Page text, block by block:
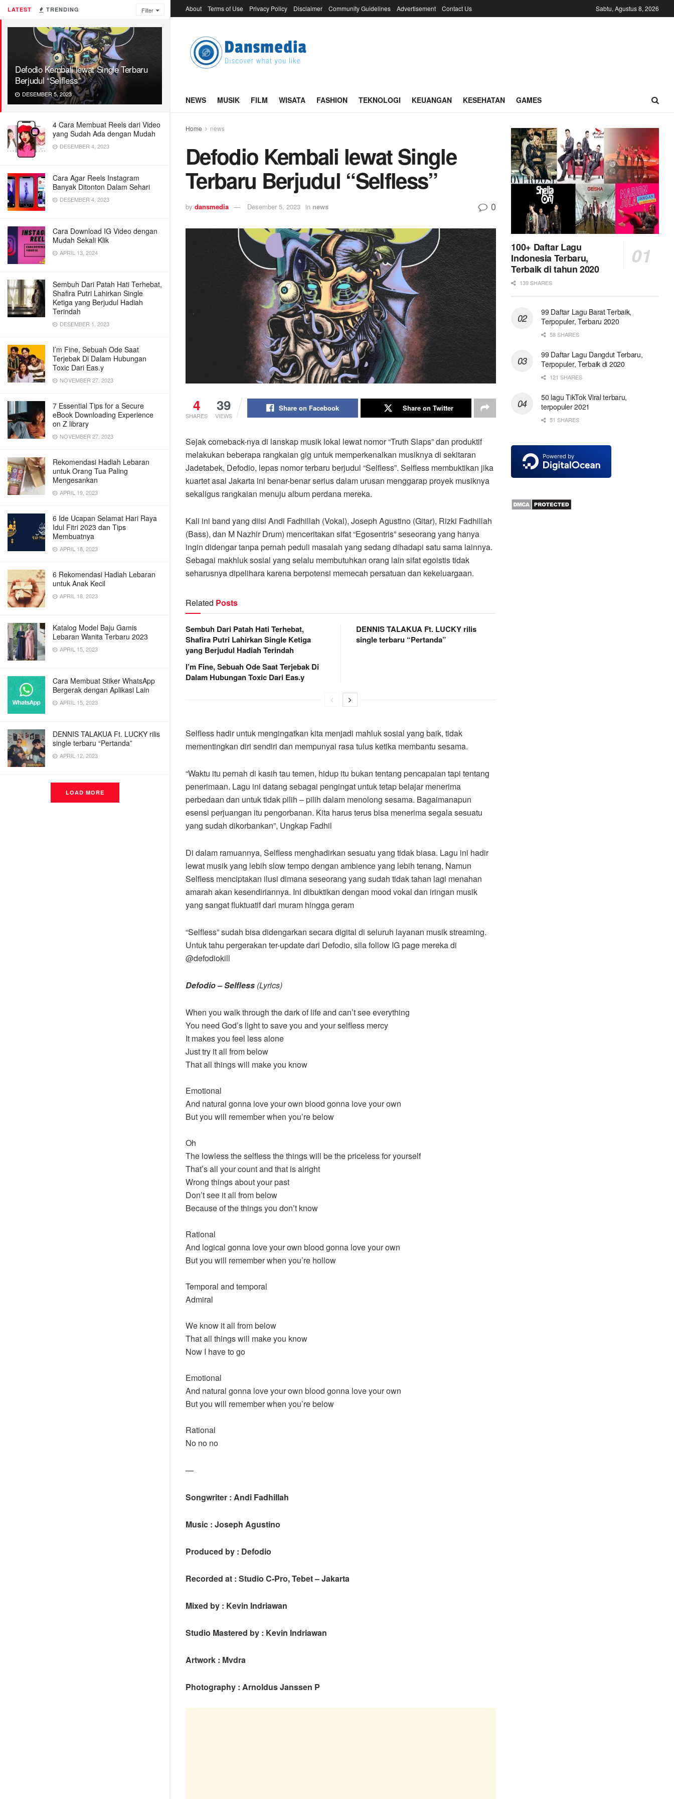
LATEST TRENDING Filter
Defodio Kembali lewat Single Terbaru
Berjudul “Selfless”
DESEMBER 5, 2023
4 Cara Membuat Reels dari Video
yang Sudah Ada dengan Mudah
DESEMBER 4, 2023
Cara Agar Reels Instagram
Banyak Ditonton Dalam Sehari
DESEMBER 4, 2023
Cara Download IG Video dengan
Mudah Sekali Klik
APRIL 13, 2024
Sembuh Dari Patah Hati Terhebat,
Shafira Putri Lahirkan Single
Ketiga yang Berjudul Hadiah
Terindah
DESEMBER 1, 2023
I’m Fine, Sebuah Ode Saat
Terjebak Di Dalam Hubungan
Toxic Dari Eas.y
NOVEMBER 27, 2023
7 Essential Tips for a Secure
eBook Downloading Experience
on Z library
NOVEMBER 27, 2023
Rekomendasi Hadiah Lebaran
untuk Orang Tua Paling
Mengesankan
APRIL 19, 2023
6 Ide Ucapan Selamat Hari Raya
Idul Fitri 2023 dan Tips
Membuatnya
APRIL 18, 2023
6 Rekomendasi Hadiah Lebaran
untuk Anak Kecil
APRIL 18, 2023
Katalog Model Baju Gamis
Lebaran Wanita Terbaru 2023
APRIL 15, 2023
Cara Membuat Stiker WhatsApp
Bergerak dengan Aplikasi Lain
APRIL 15, 2023
DENNIS TALAKUA Ft. LUCKY rilis
single terbaru “Pertanda”
APRIL 12, 2023
LOAD MORE
About Terms of Use Privacy Policy Disclaimer Community Guidelines Advertisement Contact Us Sabtu, Agustus 8, 2026
NEWS MUSIK FILM WISATA FASHION TEKNOLOGI KEUANGAN KESEHATAN GAMES
Home news
Defodio Kembali lewat Single
Terbaru Berjudul “Selfless”
by dansmedia Desember 5, 2023 in news 0
4
SHARES
39
VIEWS
Share on Facebook Share on Twitter
Sejak comeback-nya di lanskap musik lokal lewat nomor “Truth Slaps” dan produktif
melakukan beberapa rangkaian gig untuk memperkenalkan musiknya di sekitaran
Jadetabek, Defodio, lepas nomor terbaru berjudul “Selfless”. Selfless membuktikan jika
kuartet asal Jakarta ini benar-benar serius dalam urusan menggarap proyek musiknya
sekaligus rangkaian menuju album perdana mereka.
Kali ini band yang diisi Andi Fadhillah (Vokal), Joseph Agustino (Gitar), Rizki Fadhillah
(Bass), dan M Nazhir Drum) menceritakan sifat “Egosentris” seseorang yang hanya
ingin didengar tanpa pernah peduli masalah yang sedang dihadapi satu sama lainnya.
Sebagai makhluk sosial yang selalu membutuhkan orang lain sifat egoistis tidak
seharusnya dipelihara karena berpotensi memecah persatuan dan kekeluargaan.
Related Posts
Sembuh Dari Patah Hati Terhebat,
Shafira Putri Lahirkan Single Ketiga
yang Berjudul Hadiah Terindah
I’m Fine, Sebuah Ode Saat Terjebak Di
Dalam Hubungan Toxic Dari Eas.y
DENNIS TALAKUA Ft. LUCKY rilis
single terbaru “Pertanda”
Selfless hadir untuk mengingatkan kita menjadi mahluk sosial yang baik, tidak
mementingkan diri sendiri dan mempunyai rasa tulus ketika membantu sesama.
“Waktu itu pernah di kasih tau temen, hidup itu bukan tentang pencapaian tapi tentang
penerimaan. Lagu ini datang sebagai pengingat untuk tetap belajar menerima
perbedaan dan untuk tidak pilih – pilih dalam menolong sesama. Bagaimanapun
esensi perjuangan itu pengorbanan. Kita harus terus bisa menerima segala sesuatu
yang sudah dikorbankan”, Ungkap Fadhil
Di dalam ramuannya, Selfless menghadirkan sesuatu yang tidak biasa. Lagu ini hadir
lewat musik yang lebih slow tempo dengan ambience yang lebih tenang, Namun
Selfless menciptakan ilusi dimana seseorang yang sudah tidak tahan lagi menahan
amarah akan kesendiriannya. Ini dibuktikan dengan mood vokal dan iringan musik
yang sangat fluktuatif dari muram hingga geram
“Selfless” sudah bisa didengarkan secara digital di seluruh layanan musik streaming.
Untuk tahu pergerakan ter-update dari Defodio, sila follow IG page mereka di
@defodiokill
Defodio – Selfless (Lyrics)
When you walk through the dark of life and can’t see everything
You need God’s light to save you and your selfless mercy
It makes you feel less alone
Just try it all from below
That all things will make you know
Emotional
And natural gonna love your own blood gonna love your own
But you will remember when you’re below
Oh
The lowless the selfless the things will be the priceless for yourself
That’s all your count and that is alright
Wrong things about your past
Don’t see it all from below
Because of the things you don’t know
Rational
And logical gonna love your own blood gonna love your own
But you will remember when you’re hollow
Temporal and temporal
Admiral
We know it all from below
That all things will make you know
Now I have to go
Emotional
And natural gonna love your own blood gonna love your own
But you will remember when you’re below
Rational
No no no
—
Songwriter : Andi Fadhillah
Music : Joseph Agustino
Produced by : Defodio
Recorded at : Studio C-Pro, Tebet – Jakarta
Mixed by : Kevin Indriawan
Studio Mastered by : Kevin Indriawan
Artwork : Mvdra
Photography : Arnoldus Janssen P
100+ Daftar Lagu
Indonesia Terbaru,
Terbaik di tahun 2020
139 SHARES
99 Daftar Lagu Barat Terbaik,
Terpopuler, Terbaru 2020
58 SHARES
99 Daftar Lagu Dangdut Terbaru,
Terpopuler, Terbaik di 2020
121 SHARES
50 lagu TikTok Viral terbaru,
terpopuler 2021
51 SHARES